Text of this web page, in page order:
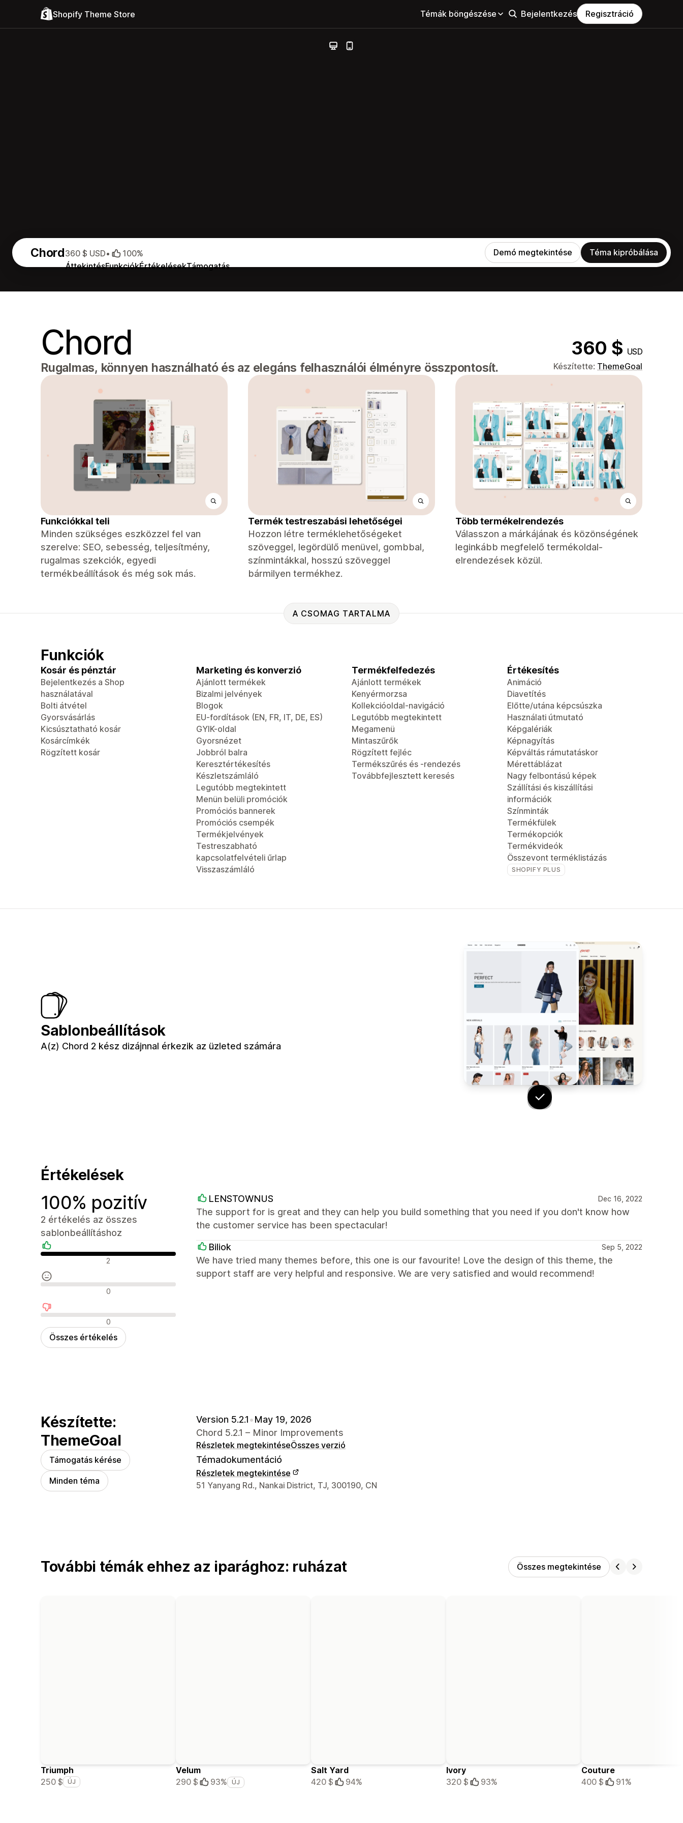
Shopify Theme Store Témák böngészése Bejelentkezés Regisztráció
Chord
ÁttekintésFunkciókÉrtékelésekTámogatás
360 $ USD• 100% Demó megtekintése Téma kipróbálása
Chord 360 $ USD
Rugalmas, könnyen használható és az elegáns felhasználói élményre összpontosít. Készítette: ThemeGoal
Funkciókkal teli
Minden szükséges eszközzel fel van
szerelve: SEO, sebesség, teljesítmény,
rugalmas szekciók, egyedi
termékbeállítások és még sok más.
Termék testreszabási lehetőségei
Hozzon létre terméklehetőségeket
szöveggel, legördülő menüvel, gombbal,
színmintákkal, hosszú szöveggel
bármilyen termékhez.
Több termékelrendezés
Válasszon a márkájának és közönségének
leginkább megfelelő termékoldal-
elrendezések közül.
A CSOMAG TARTALMA
Funkciók
Kosár és pénztár
Bejelentkezés a Shop
használatával
Bolti átvétel
Gyorsvásárlás
Kicsúsztatható kosár
Kosárcímkék
Rögzített kosár
Marketing és konverzió
Ajánlott termékek
Bizalmi jelvények
Blogok
EU-fordítások (EN, FR, IT, DE, ES)
GYIK-oldal
Gyorsnézet
Jobbról balra
Keresztértékesítés
Készletszámláló
Legutóbb megtekintett
Menün belüli promóciók
Promóciós bannerek
Promóciós csempék
Termékjelvények
Testreszabható
kapcsolatfelvételi űrlap
Visszaszámláló
Termékfelfedezés
Ajánlott termékek
Kenyérmorzsa
Kollekcióoldal-navigáció
Legutóbb megtekintett
Megamenü
Mintaszűrők
Rögzített fejléc
Termékszűrés és -rendezés
Továbbfejlesztett keresés
Értékesítés
Animáció
Diavetítés
Előtte/utána képcsúszka
Használati útmutató
Képgalériák
Képnagyítás
Képváltás rámutatáskor
Mérettáblázat
Nagy felbontású képek
Szállítási és kiszállítási
információk
Színminták
Termékfülek
Termékopciók
Termékvideók
Összevont terméklistázás
SHOPIFY PLUS
Sablonbeállítások
A(z) Chord 2 kész dizájnnal érkezik az üzleted számára
Értékelések
100% pozitív
2 értékelés az összes
sablonbeállításhoz
Pozitív értékelések
2
Semleges értékelések
0
Negatív értékelések
0
Összes értékelés
LENSTOWNUS Dec 16, 2022
The support for is great and they can help you build something that you need if you don't know how
the customer service has been spectacular!
Biliok Sep 5, 2022
We have tried many themes before, this one is our favourite! Love the design of this theme, the
support staff are very helpful and responsive. We are very satisfied and would recommend!
Készítette:
ThemeGoal
Támogatás kérése
Minden téma
Version 5.2.1•May 19, 2026
Chord 5.2.1 – Minor Improvements
Részletek megtekintéseÖsszes verzió
Témadokumentáció
Részletek megtekintése
Dizájner kapcsolattartási adatai
51 Yanyang Rd., Nankai District, TJ, 300190, CN
További témák ehhez az iparághoz: ruházat Összes megtekintése
Triumph
250 $
ÚJ
Velum
290 $
93% ÚJ
Salt Yard
420 $
94%
Ivory
320 $
93%
Couture
400 $
91%